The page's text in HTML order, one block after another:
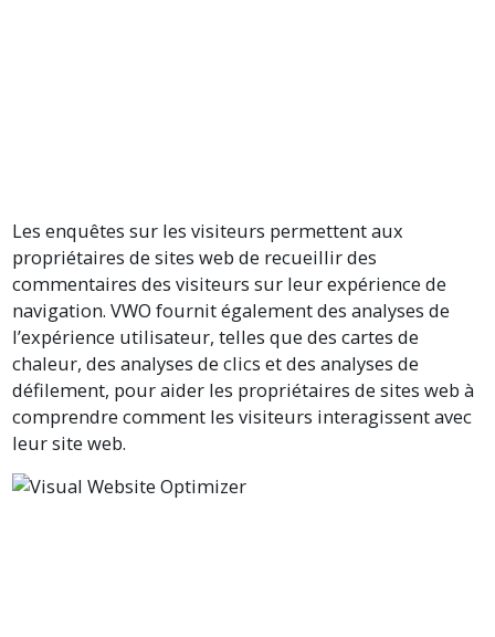
Les enquêtes sur les visiteurs permettent aux
propriétaires de sites web de recueillir des
commentaires des visiteurs sur leur expérience de
navigation. VWO fournit également des analyses de
l’expérience utilisateur, telles que des cartes de
chaleur, des analyses de clics et des analyses de
défilement, pour aider les propriétaires de sites web à
comprendre comment les visiteurs interagissent avec
leur site web.